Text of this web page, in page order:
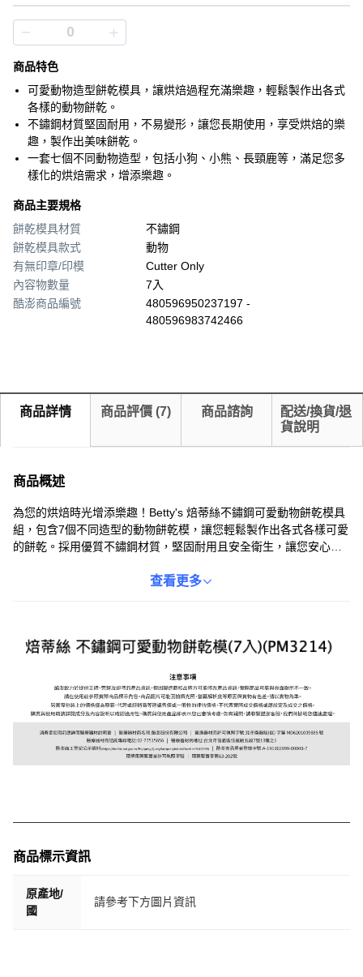
商品特色
可愛動物造型餅乾模具，讓烘焙過程充滿樂趣，輕鬆製作出各式
各樣的動物餅乾。
不鏽鋼材質堅固耐用，不易變形，讓您長期使用，享受烘焙的樂
趣，製作出美味餅乾。
一套七個不同動物造型，包括小狗、小熊、長頸鹿等，滿足您多
樣化的烘焙需求，增添樂趣。
商品主要規格
餅乾模具材質
不鏽鋼
餅乾模具款式
動物
有無印章/印模
Cutter Only
內容物數量
7入
酷澎商品編號
480596950237197 -
480596983742466
商品詳情 商品評價 (7) 商品諮詢
配送/換貨/退
貨說明
商品概述
為您的烘焙時光增添樂趣！Betty's 焙蒂絲不鏽鋼可愛動物餅乾模具
組，包含7個不同造型的動物餅乾模，讓您輕鬆製作出各式各樣可愛
的餅乾。採用優質不鏽鋼材質，堅固耐用且安全衛生，讓您安心使
都是您的最佳選擇。激發您的創意，製作出獨一無二的美味餅乾，
查看更多
商品標示資訊
原產地/
國
請參考下方圖片資訊